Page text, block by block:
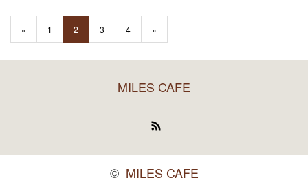
« 1 2 3 4 »
MILES CAFE
© MILES CAFE